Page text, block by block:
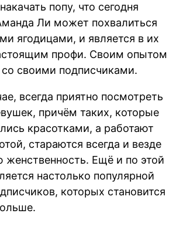
попу, что сегодня
Ли может похвалиться
ягодицами, и является в их
профи. Своим опытом
со своими подписчиками.
всегда приятно посмотреть
причём таких, которые
красотками, а работают
стараются всегда и везде
женственность. Ещё и по этой
настолько популярной
которых становится